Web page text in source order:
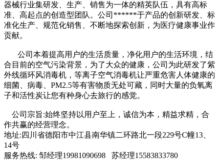
器械行业集研发、生产、销售为一体的精英队伍，具有高标
准、高起点的创造型团队。公司******于产品的创新研发、标
准化生产、规范化销售、不断地探索创新，为医疗健康事业作
贡献。
公司本着提高用户的生活质量，净化用户的生活环境，结
合目前的空气污染背景，为了大众的健康，公司为此研发了紫
外线循环风消毒机，等离子空气消毒机让严重危害人体健康的
细菌、病毒、PM2.5等有害物质无处可藏，同时大量的负氧离
子和活性炭让您有种身心去旅行的感觉。
公司宗旨:始终坚持以用户至上，诚信为本，精益求精，合
作共赢的经营理念。
地址:四川省德阳市中江县南华镇二环路北一段229号C幢13、
14号
服务热线: 邹经理19981090698 苏经理15583833780